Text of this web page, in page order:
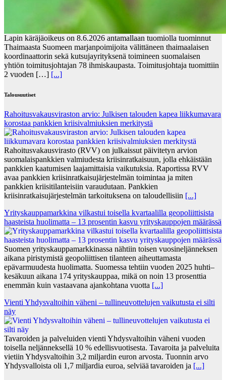
Lapin käräjäoikeus on 8.6.2026 antamallaan tuomiolla tuominnut
Thaimaasta Suomeen marjanpoimijoita välittäneen thaimaalaisen
koordinaattorin sekä kutsujayrityksenä toimineen suomalaisen
yhtiön toimitusjohtajan 78 ihmiskaupasta. Toimitusjohtaja tuomittiin
2 vuoden […] [...]
Talousuutiset
Rahoitusvakausviraston arvio: Julkisen talouden kapea liikkumavara
korostaa pankkien kriisivalmiuksien merkitystä
Rahoitusvakausvirasto (RVV) on julkaissut päivitetyn arvion
suomalaispankkien valmiudesta kriisinratkaisuun, jolla ehkäistään
pankkien kaatumisen laajamittaisia vaikutuksia. Raportissa RVV
avaa pankkien kriisinratkaisujärjestelmän toimintaa ja miten
pankkien kriisitilanteisiin varaudutaan. Pankkien
kriisinratkaisujärjestelmän tarkoituksena on taloudellisiin [...]
Yrityskauppamarkkina vilkastui toisella kvartaalilla geopoliittisista
haasteista huolimatta – 13 prosentin kasvu yrityskauppojen määrässä
Suomen yrityskauppamarkkinassa nähtiin toisen vuosineljänneksen
aikana piristymistä geopoliittisen tilanteen aiheuttamasta
epävarmuudesta huolimatta. Suomessa tehtiin vuoden 2025 huhti–
kesäkuun aikana 174 yrityskauppaa, mikä on noin 13 prosenttia
enemmän kuin vastaavana ajankohtana vuotta [...]
Vienti Yhdysvaltoihin väheni – tullineuvottelujen vaikutusta ei silti
näy
Tavaroiden ja palveluiden vienti Yhdysvaltoihin väheni vuoden
toisella neljänneksellä 10 % edellisvuotisesta. Tavaroita ja palveluita
vietiin Yhdysvaltoihin 3,2 miljardin euron arvosta. Tuonnin arvo
Yhdysvalloista oli 1,7 miljardia euroa, selviää tavaroiden ja [...]